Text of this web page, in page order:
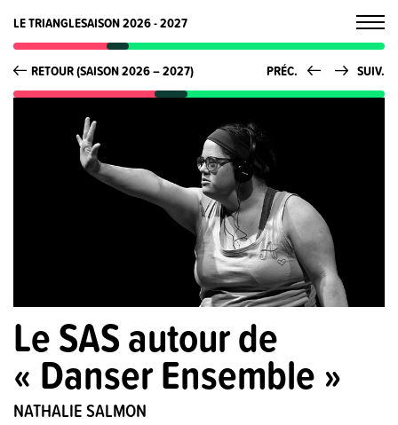
LE TRIANGLESAISON 2026 - 2027
RETOUR (SAISON 2026 – 2027) PRÉC. SUIV.
Le SAS autour de
« Danser Ensemble »
NATHALIE SALMON